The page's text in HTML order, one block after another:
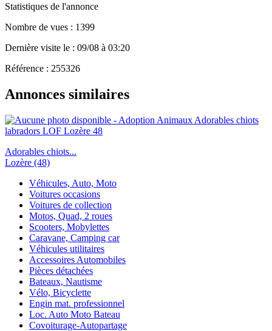
Statistiques de l'annonce
Nombre de vues : 1399
Dernière visite le : 09/08 à 03:20
Référence : 255326
Annonces similaires
Adorables chiots...
Lozère (48)
Véhicules, Auto, Moto
Voitures occasions
Voitures de collection
Motos, Quad, 2 roues
Scooters, Mobylettes
Caravane, Camping car
Véhicules utilitaires
Accessoires Automobiles
Pièces détachées
Bateaux, Nautisme
Vélo, Bicyclette
Engin mat. professionnel
Loc. Auto Moto Bateau
Covoiturage-Autopartage